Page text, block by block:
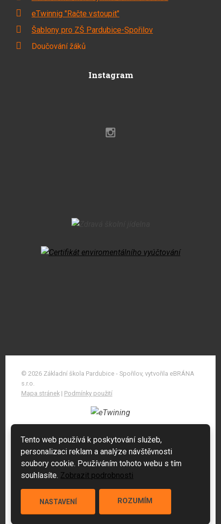
eTwinnig "Račte vstoupit"
Šablony pro ZŠ Pardubice-Spořilov
Doučování žáků
Instagram
© 2026 Základní škola Pardubice - Spořilov, vytvořila eBRÁNA
s.r.o.
Mapa stránek| Podmínky použití
Tento web používá k poskytování služeb,
personalizaci reklam a analýze návštěvnosti
soubory cookie. Používáním tohoto webu s tím
souhlasíte. Zobrazit podrobnosti
NASTAVENÍ ROZUMÍM